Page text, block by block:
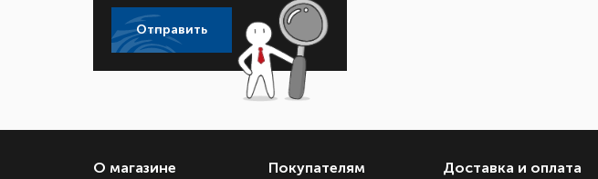
Отправить
О магазине Покупателям Доставка и оплата